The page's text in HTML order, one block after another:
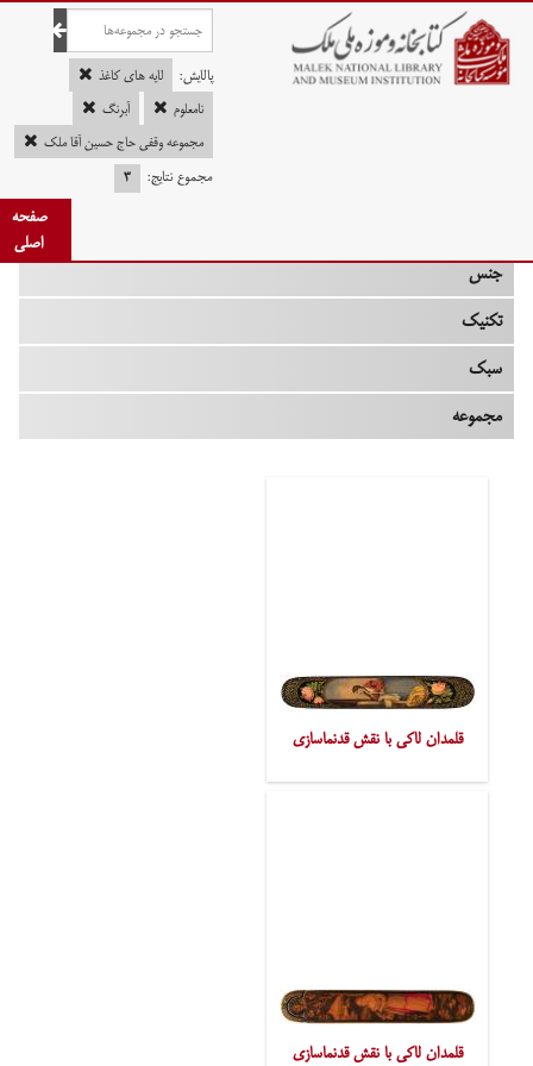
صفحه اصلی
پالایش:
لایه های کاغذ
نامعلوم
آبرنگ
مجموعه وقفی حاج حسین آقا ملک
مجموع نتایج:
۳
صفحه
اصلی
جنس
تکنیک
سبک
مجموعه
قلمدان لاکی با نقش قدنماسازی
قلمدان لاکی با نقش قدنماسازی